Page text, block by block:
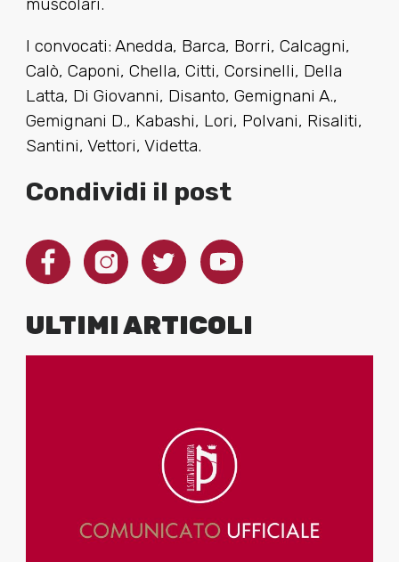
muscolari.
I convocati: Anedda, Barca, Borri, Calcagni,
Calò, Caponi, Chella, Citti, Corsinelli, Della
Latta, Di Giovanni, Disanto, Gemignani A.,
Gemignani D., Kabashi, Lori, Polvani, Risaliti,
Santini, Vettori, Videtta.
Condividi il post
ULTIMI ARTICOLI